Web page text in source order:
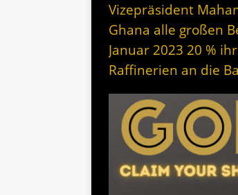
Vizepräsident
Ghana alle großen
Januar 2023 20 %
Raffinerien an die